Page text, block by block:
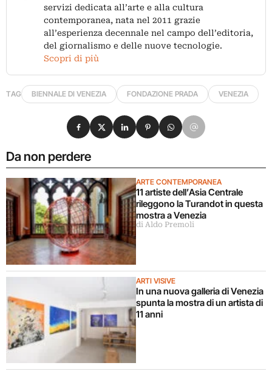
servizi dedicata all’arte e alla cultura
contemporanea, nata nel 2011 grazie
all’esperienza decennale nel campo dell’editoria,
del giornalismo e delle nuove tecnologie.
Scopri di più
TAG BIENNALE DI VENEZIA FONDAZIONE PRADA VENEZIA
Da non perdere
ARTE CONTEMPORANEA
11 artiste dell’Asia Centrale
rileggono la Turandot in questa
mostra a Venezia
di Aldo Premoli
ARTI VISIVE
In una nuova galleria di Venezia
spunta la mostra di un artista di
11 anni
Condividi su Facebook
Condividi su X
Condividi su LinkedIn
Condividi su Pinterest
Condividi su WhatsApp
Condividi su Email